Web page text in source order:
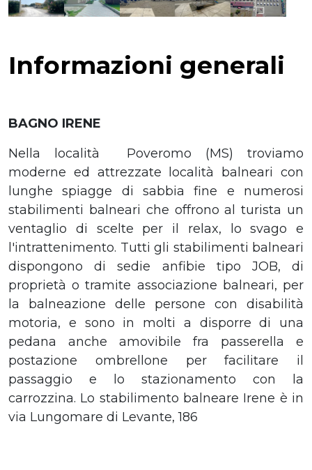
Informazioni generali
BAGNO IRENE
Nella località Poveromo (MS) troviamo
moderne ed attrezzate località balneari con
lunghe spiagge di sabbia fine e numerosi
stabilimenti balneari che offrono al turista un
ventaglio di scelte per il relax, lo svago e
l'intrattenimento. Tutti gli stabilimenti balneari
dispongono di sedie anfibie tipo JOB, di
proprietà o tramite associazione balneari, per
la balneazione delle persone con disabilità
motoria, e sono in molti a disporre di una
pedana anche amovibile fra passerella e
postazione ombrellone per facilitare il
passaggio e lo stazionamento con la
carrozzina. Lo stabilimento balneare Irene è in
via Lungomare di Levante, 186